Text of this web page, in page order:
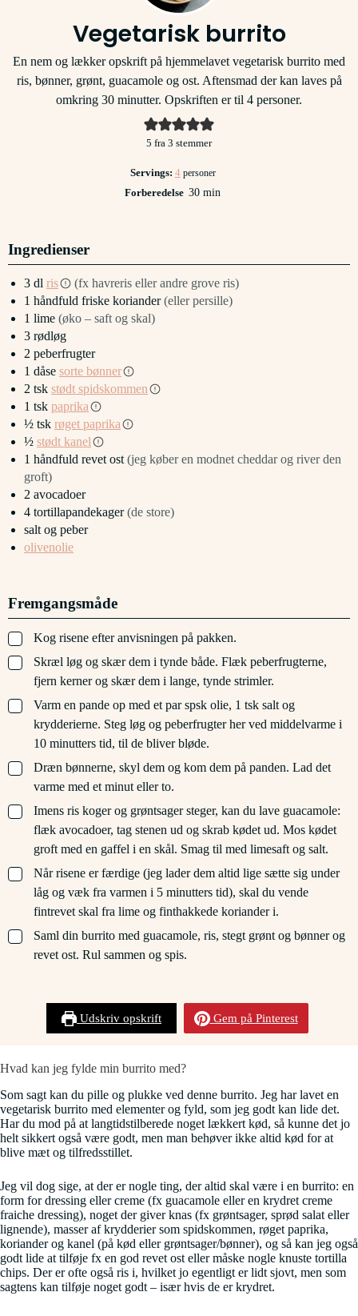
Vegetarisk burrito
En nem og lækker opskrift på hjemmelavet vegetarisk burrito med
ris, bønner, grønt, guacamole og ost. Aftensmad der kan laves på
omkring 30 minutter. Opskriften er til 4 personer.
5 fra 3 stemmer
Servings: 4 personer
Forberedelse 30minutter
min
Ingredienser
3 dl ris
(fx havreris eller andre grove ris)
1 håndfuld friske koriander (eller persille)
1 lime (øko – saft og skal)
3 rødløg
2 peberfrugter
1 dåse sorte bønner
2 tsk stødt spidskommen
1 tsk paprika
½ tsk røget paprika
½ stødt kanel
1 håndfuld revet ost (jeg køber en modnet cheddar og river den
groft)
2 avocadoer
4 tortillapandekager (de store)
salt og peber
olivenolie
Fremgangsmåde
▢
Kog risene efter anvisningen på pakken.
▢
Skræl løg og skær dem i tynde både. Flæk peberfrugterne,
fjern kerner og skær dem i lange, tynde strimler.
▢
Varm en pande op med et par spsk olie, 1 tsk salt og
krydderierne. Steg løg og peberfrugter her ved middelvarme i
10 minutters tid, til de bliver bløde.
▢
Dræn bønnerne, skyl dem og kom dem på panden. Lad det
varme med et minut eller to.
▢
Imens ris koger og grøntsager steger, kan du lave guacamole:
flæk avocadoer, tag stenen ud og skrab kødet ud. Mos kødet
groft med en gaffel i en skål. Smag til med limesaft og salt.
▢
Når risene er færdige (jeg lader dem altid lige sætte sig under
låg og væk fra varmen i 5 minutters tid), skal du vende
fintrevet skal fra lime og finthakkede koriander i.
▢
Saml din burrito med guacamole, ris, stegt grønt og bønner og
revet ost. Rul sammen og spis.
Udskriv opskrift Gem på Pinterest
Hvad kan jeg fylde min burrito med?
Som sagt kan du pille og plukke ved denne burrito. Jeg har lavet en
vegetarisk burrito med elementer og fyld, som jeg godt kan lide det.
Har du mod på at langtidstilberede noget lækkert kød, så kunne det jo
helt sikkert også være godt, men man behøver ikke altid kød for at
blive mæt og tilfredsstillet.
Jeg vil dog sige, at der er nogle ting, der altid skal være i en burrito: en
form for dressing eller creme (fx guacamole eller en krydret creme
fraiche dressing), noget der giver knas (fx grøntsager, sprød salat eller
lignende), masser af krydderier som spidskommen, røget paprika,
koriander og kanel (på kød eller grøntsager/bønner), og så kan jeg også
godt lide at tilføje fx en god revet ost eller måske nogle knuste tortilla
chips. Der er ofte også ris i, hvilket jo egentligt er lidt sjovt, men som
sagtens kan tilføje noget godt – især hvis de er krydret.